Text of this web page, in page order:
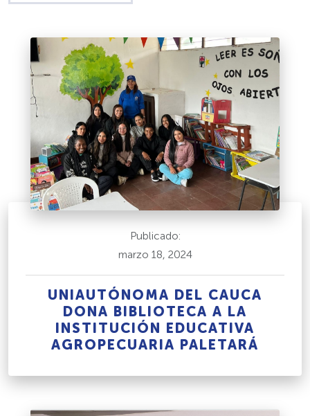
Publicado:
marzo 18, 2024
UNIAUTÓNOMA DEL CAUCA
DONA BIBLIOTECA A LA
INSTITUCIÓN EDUCATIVA
AGROPECUARIA PALETARÁ